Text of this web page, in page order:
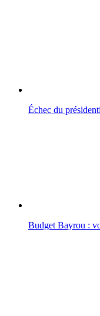
Échec du
Budget Bayrou :